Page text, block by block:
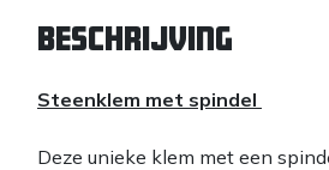
Beschrijving
Steenklem met spindel
Deze unieke klem met een